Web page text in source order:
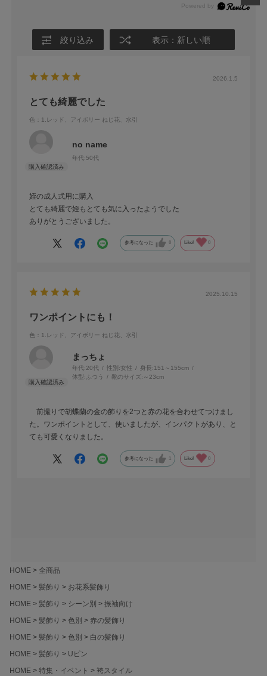
絞り込み 表示：新しい順
2026.1.5
とても綺麗でした
色：1.レッド、アイボリー ねじ花、水引
no name
年代:50代
姪の成人式用に購入
とても綺麗で姪もとても気に入ったようでした
ありがとうございました。
参考になった 0 Like! 0
2025.10.15
ワンポイントにも！
色：1.レッド、アイボリー ねじ花、水引
まっちょ
年代:20代 性別:女性 身長:151～155cm
体型: ふつう 靴のサイズ: ～23cm
前撮りで胡蝶蘭の金の飾りを2つと赤の花を合わせてつけまし
た。ワンポイントとして、使いましたが、インパクトがあり、と
ても可愛くなりました。
参考になった 1 Like! 0
HOME
全商品
HOME
髪飾り
お花系髪飾り
HOME
髪飾り シーン別
振袖向け
HOME
髪飾り 色別
赤の髪飾り
HOME
髪飾り 色別
白の髪飾り
HOME
髪飾り
Uピン
HOME
特集・イベント 袴スタイル
ペー